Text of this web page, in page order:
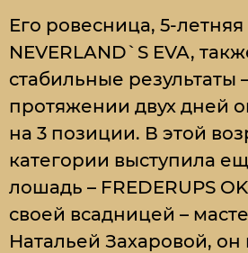
Его ровесница, 5-
NEVERLAND`S EVA,
стабильные результаты
протяжении двух дней
на 3 позиции. В этой
категории выступила
лошадь – FREDERUPS
своей всадницей –
Натальей Захаровой,